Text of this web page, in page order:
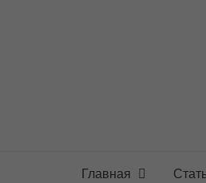
Главная